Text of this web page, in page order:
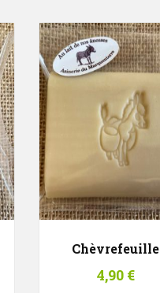
Chèvrefeuille
4,90 €